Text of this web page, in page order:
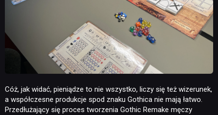
Cóż, jak widać, pieniądze to nie wszystko, liczy się też wizerunek,
a współczesne produkcje spod znaku Gothica nie mają łatwo.
Przedłużający się proces tworzenia Gothic Remake męczy